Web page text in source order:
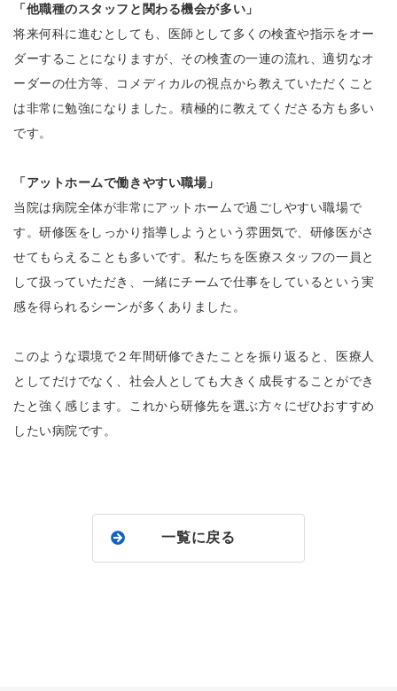
「他職種のスタッフと関わる機会が多い」
将来何科に進むとしても、医師として多くの検査や指示をオー
ダーすることになりますが、その検査の一連の流れ、適切なオ
ーダーの仕方等、コメディカルの視点から教えていただくこと
は非常に勉強になりました。積極的に教えてくださる方も多い
です。
「アットホームで働きやすい職場」
当院は病院全体が非常にアットホームで過ごしやすい職場で
す。研修医をしっかり指導しようという雰囲気で、研修医がさ
せてもらえることも多いです。私たちを医療スタッフの一員と
して扱っていただき、一緒にチームで仕事をしているという実
感を得られるシーンが多くありました。
このような環境で２年間研修できたことを振り返ると、医療人
としてだけでなく、社会人としても大きく成長することができ
たと強く感じます。これから研修先を選ぶ方々にぜひおすすめ
したい病院です。
一覧に戻る